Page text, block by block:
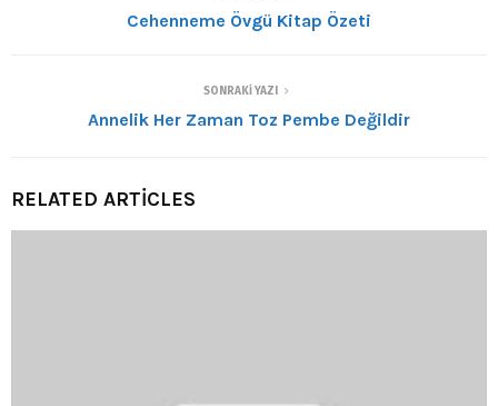
Cehenneme Övgü Kitap Özeti
SONRAKI YAZI
Annelik Her Zaman Toz Pembe Değildir
RELATED ARTICLES